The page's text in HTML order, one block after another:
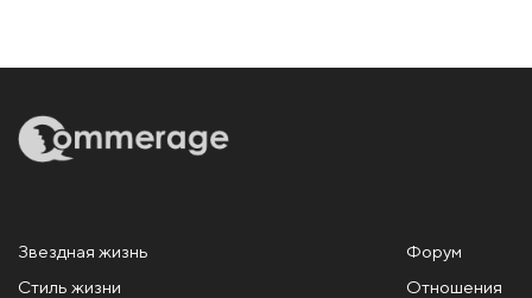
Звездная жизнь
Стиль жизни
Форум
Отношения